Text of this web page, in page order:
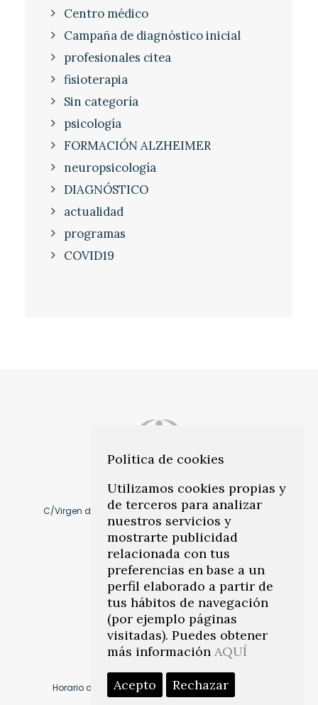
Centro médico
Campaña de diagnóstico inicial
profesionales citea
fisioterapia
Sin categoría
psicología
FORMACIÓN ALZHEIMER
neuropsicología
DIAGNÓSTICO
actualidad
programas
COVID19
C/Virgen de Montserrat, 10 41011, Los Remedios. Sevilla
Cómo llegar
info@citeasevilla.es
Teléfonos:954 45 78 86–
671 817 031
Horario de centro: Lunes a viernes de 17.00 a 21.00
Política de cookies
Utilizamos cookies propias y
de terceros para analizar
nuestros servicios y
mostrarte publicidad
relacionada con tus
preferencias en base a un
perfil elaborado a partir de
tus hábitos de navegación
(por ejemplo páginas
visitadas). Puedes obtener
más información AQUÍ
Acepto Rechazar